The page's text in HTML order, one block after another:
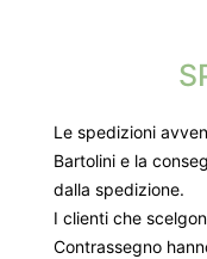
Le spedizioni
Bartolini e la
dalla spedizione.
I clienti che
Contrassegno